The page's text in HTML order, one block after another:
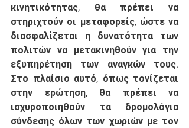
κινητικότητας, θα πρέπει να
στηριχτούν οι μεταφορείς, ώστε να
διασφαλίζεται η δυνατότητα των
πολιτών να μετακινηθούν για την
εξυπηρέτηση των αναγκών τους.
Στο πλαίσιο αυτό, όπως τονίζεται
στην ερώτηση, θα πρέπει να
ισχυροποιηθούν τα δρομολόγια
σύνδεσης όλων των χωριών με τον